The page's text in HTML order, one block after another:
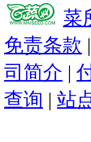
免责条款 |
司简介 |
查询 | 站